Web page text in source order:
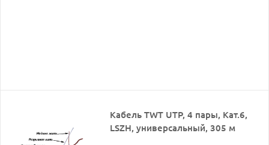
Кабель TWT UTP, 4 пары, Кат.6,
LSZH, универсальный, 305 м